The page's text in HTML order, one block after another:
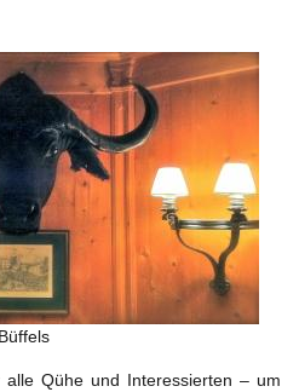
alle Qühe und Interessierten – um